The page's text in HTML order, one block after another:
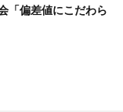
「偏差値にこだわら